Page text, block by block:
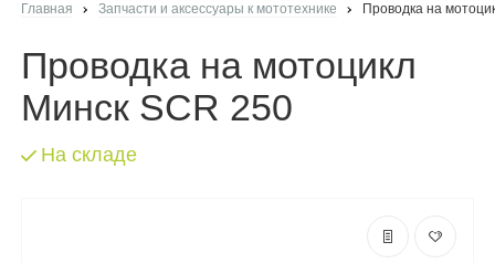
Главная Запчасти и аксессуары к мототехнике Проводка на
Проводка на мотоцикл
Минск SCR 250
На складе